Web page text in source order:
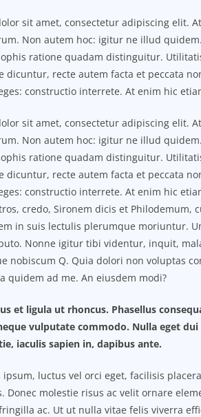
sit amet, consectetur adipiscing elit.
Non autem hoc: igitur ne illud
ratione quadam distinguitur.
dicuntur, recte autem facta et peccata
constructio interrete. At enim hic
sit amet, consectetur adipiscing elit.
Non autem hoc: igitur ne illud
ratione quadam distinguitur.
dicuntur, recte autem facta et peccata
constructio interrete. At enim hic
credo, Sironem dicis et Philodemum,
in suis lectulis plerumque moriuntur.
Nonne igitur tibi videntur, inquit,
nobiscum Q. Quia dolori non voluptas
quidem ad me. An eiusdem modi?
et ligula ut rhoncus. Phasellus
vulputate commodo. Nulla eget
iaculis sapien in, dapibus ante.
ipsum, luctus vel orci eget, facilisis
Donec molestie risus ac velit ornare
ac. Ut ut nulla vitae felis viverra